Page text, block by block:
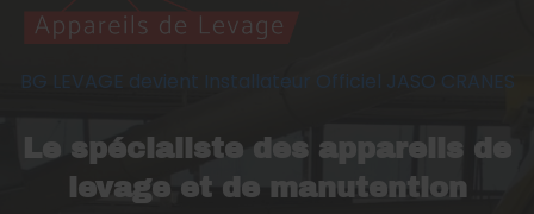
BG LEVAGE devient Installateur Officiel JASO CRANES
Le spécialiste des appareils de
levage et de manutention